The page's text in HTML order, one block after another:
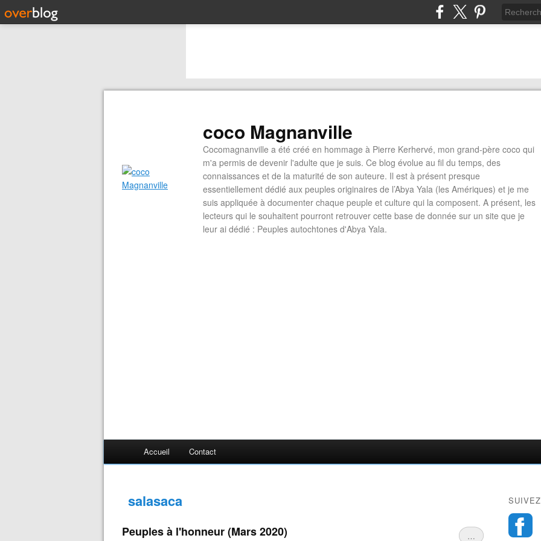
coco Magnanville
Cocomagnanville a été créé en hommage à Pierre Kerhervé, mon grand-père coco qui
m'a permis de devenir l'adulte que je suis. Ce blog évolue au fil du temps, des
connaissances et de la maturité de son auteure. Il est à présent presque
essentiellement dédié aux peuples originaires de l’Abya Yala (les Amériques) et je me
suis appliquée à documenter chaque peuple et culture qui la composent. A présent, les
lecteurs qui le souhaitent pourront retrouver cette base de donnée sur un site que je
leur ai dédié : Peuples autochtones d'Abya Yala.
Accueil Contact
salasaca
…
Peuples à l'honneur (Mars 2020)